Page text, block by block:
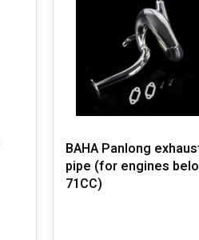
BAHA Panlong
pipe (for engines
71CC)